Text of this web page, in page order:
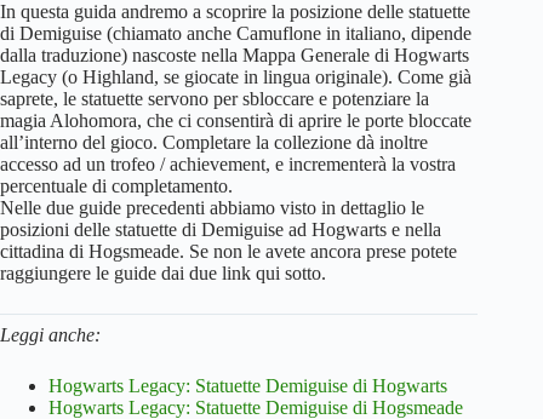
In questa guida andremo a scoprire la posizione delle statuette
di Demiguise (chiamato anche Camuflone in italiano, dipende
dalla traduzione) nascoste nella Mappa Generale di Hogwarts
Legacy (o Highland, se giocate in lingua originale). Come già
saprete, le statuette servono per sbloccare e potenziare la
magia Alohomora, che ci consentirà di aprire le porte bloccate
all’interno del gioco. Completare la collezione dà inoltre
accesso ad un trofeo / achievement, e incrementerà la vostra
percentuale di completamento.
Nelle due guide precedenti abbiamo visto in dettaglio le
posizioni delle statuette di Demiguise ad Hogwarts e nella
cittadina di Hogsmeade. Se non le avete ancora prese potete
raggiungere le guide dai due link qui sotto.
Leggi anche:
Hogwarts Legacy: Statuette Demiguise di Hogwarts
Hogwarts Legacy: Statuette Demiguise di Hogsmeade